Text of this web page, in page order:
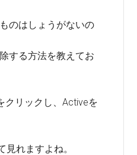
のはしょうがないの
する方法を教えてお
クリックし、Activeを
れますよね。